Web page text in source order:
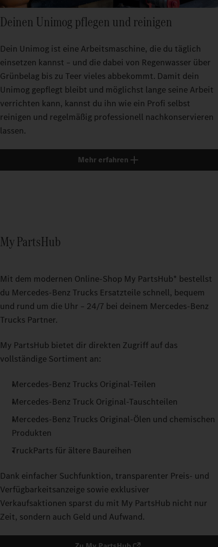
Deinen Unimog pflegen und reinigen
Dein Unimog ist eine Arbeitsmaschine, die du täglich
einsetzen kannst – und die dabei von Regenwasser über
Grünbelag bis zu Teer vieles abbekommt. Damit dein
Unimog gepflegt bleibt und möglichst lange seine Arbeit
verrichten kann, kannst du ihn wie ein Profi selbst
reinigen und regelmäßig professionell nachkonservieren
lassen.
Mehr erfahren
My PartsHub
Mit dem modernen Online-Shop My PartsHub* bestellst
du Mercedes‑Benz Trucks Ersatzteile schnell, bequem
und rund um die Uhr – 24/7 bei deinem Mercedes‑Benz
Trucks Partner.
My PartsHub bietet dir direkten Zugriff auf das
vollständige Sortiment an:
Mercedes‑Benz Trucks Original-Teilen
Mercedes‑Benz Truck Original-Tauschteilen
Mercedes‑Benz Trucks Original-Ölen und chemischen
Produkten
TruckParts für ältere Baureihen
Dank einfacher Suchfunktion, transparenter Preis- und
Verfügbarkeitsanzeige sowie exklusiver
Verkaufsaktionen sparst du mit My PartsHub nicht nur
Zeit, sondern auch Geld und Aufwand.